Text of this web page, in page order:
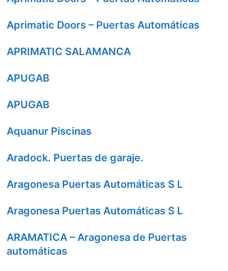
Aprimatic Doors – Puertas Automáticas
APRIMATIC SALAMANCA
APUGAB
APUGAB
Aquanur Piscinas
Aradock. Puertas de garaje.
Aragonesa Puertas Automáticas S L
Aragonesa Puertas Automáticas S L
ARAMATICA – Aragonesa de Puertas
automáticas